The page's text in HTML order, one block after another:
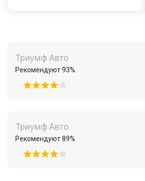
Триумф Авто
Рекомендуют 93%
Триумф Авто
Рекомендуют 89%